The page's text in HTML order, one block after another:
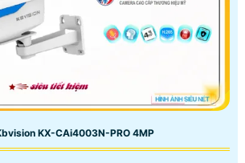
KX-CAi4003N-PRO 4MP